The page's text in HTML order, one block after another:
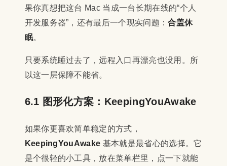
果你真想把这台 Mac 当成一台长期在线的“个人
开发服务器”，还有最后一个现实问题：合盖休
眠。
只要系统睡过去了，远程入口再漂亮也没用。所
以这一层保障不能省。
6.1 图形化方案：KeepingYouAwake
如果你更喜欢简单稳定的方式，
KeepingYouAwake 基本就是最省心的选择。它
是个很轻的小工具，放在菜单栏里，点一下就能